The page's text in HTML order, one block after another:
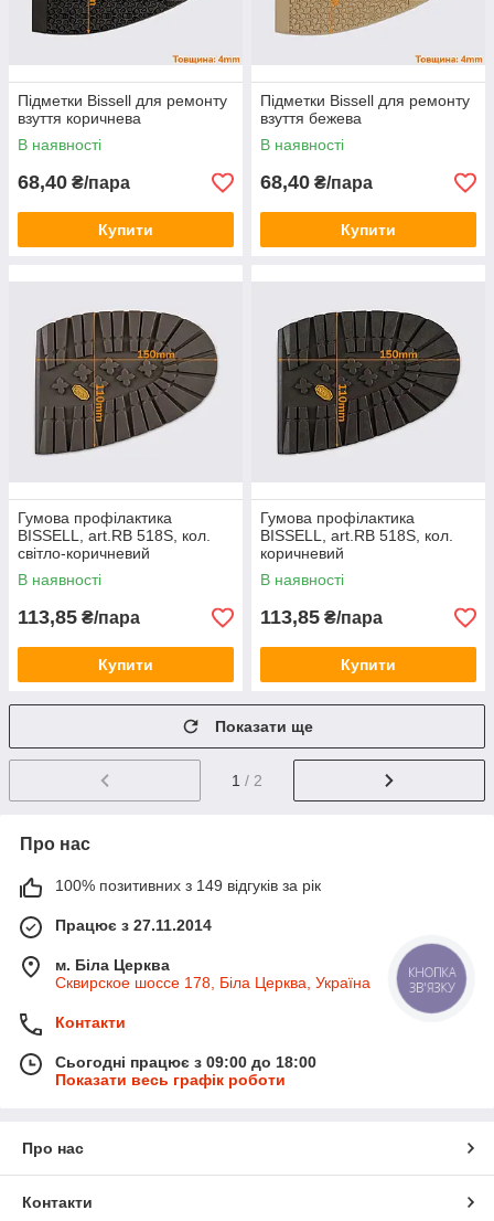
Підметки Bissell для ремонту
взуття коричнева
В наявності
68,40 ₴/пара
Купити
Підметки Bissell для ремонту
взуття бежева
В наявності
68,40 ₴/пара
Купити
Гумова профілактика
BISSELL, art.RB 518S, кол.
світло-коричневий
(карамель)
В наявності
113,85 ₴/пара
Купити
Гумова профілактика
BISSELL, art.RB 518S, кол.
коричневий
В наявності
113,85 ₴/пара
Купити
Показати ще
1 / 2
Про нас
100% позитивних з 149 відгуків за рік
Працює з 27.11.2014
м. Біла Церква
Сквирское шоссе 178, Біла Церква, Україна
Контакти
Сьогодні працює з 09:00 до 18:00
Показати весь графік роботи
Про нас
Контакти
КНОПКА
ЗВ'ЯЗКУ